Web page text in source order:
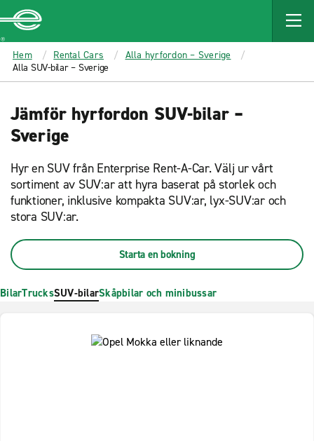
MAIN
CONTENT
Enterprise
Hem Rental Cars
Alla hyrfordon – Sverige
Alla SUV-bilar – Sverige
Jämför hyrfordon SUV-bilar –
Sverige
Hyr en SUV från Enterprise Rent-A-Car. Välj ur vårt
sortiment av SUV:ar att hyra baserat på storlek och
funktioner, inklusive kompakta SUV:ar, lyx-SUV:ar och
stora SUV:ar.
Starta en bokning
BilarTrucksSUV-bilarSkåpbilar och minibussar